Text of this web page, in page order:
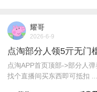
耀哥
2026-6-9
点淘部分人领5亓无门
点淘APP首页顶部->部分人
找个直播间买东西即可抵扣 ...